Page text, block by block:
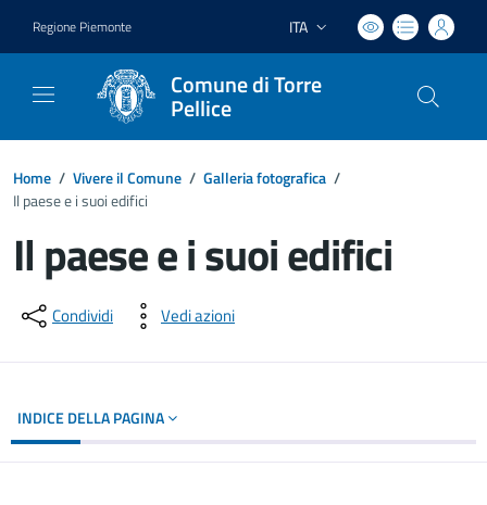
Regione Piemonte Lingua attiva:
ITA
Comune di Torre
Pellice
Home / Vivere il Comune / Galleria fotografica /
Il paese e i suoi edifici
Il paese e i suoi edifici
Dettagli del documento
Condividi Vedi azioni
INDICE DELLA PAGINA